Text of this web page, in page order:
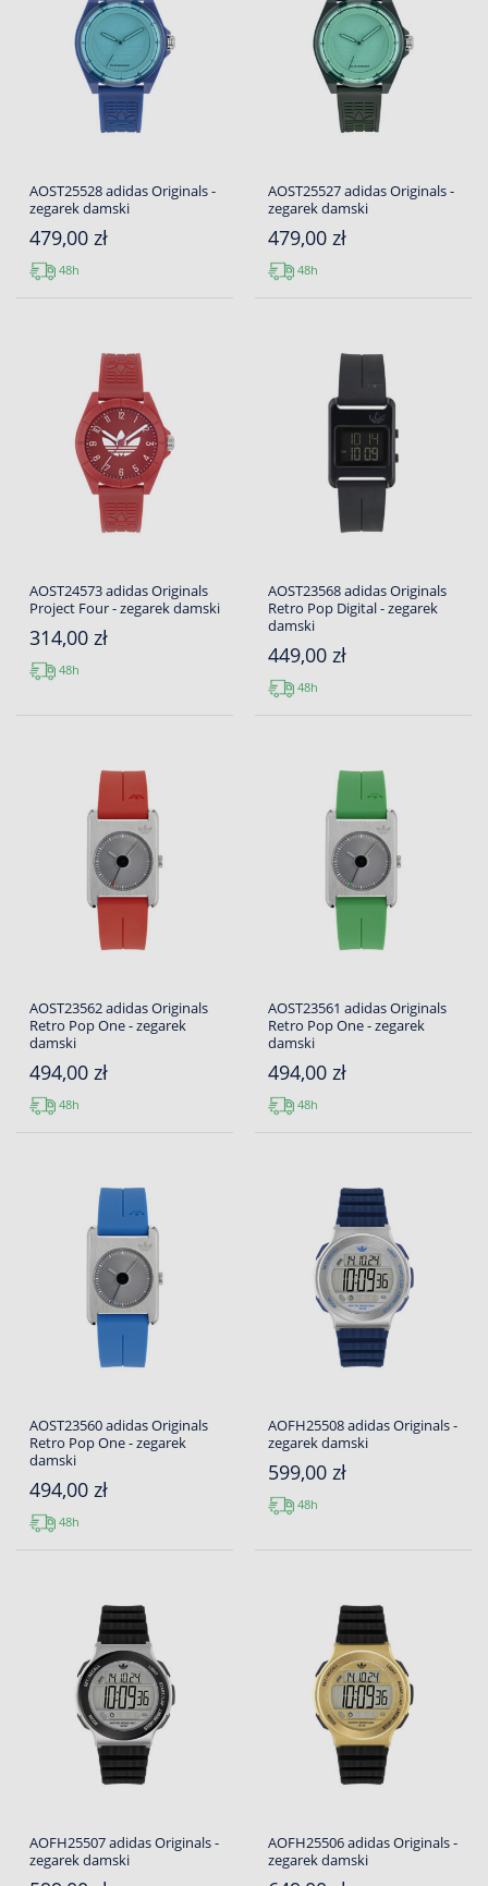
AOST25528 adidas Originals -
zegarek damski
479,00 zł
48h
AOST25527 adidas Originals -
zegarek damski
479,00 zł
48h
AOST24573 adidas Originals
Project Four - zegarek damski
314,00 zł
48h
AOST23568 adidas Originals
Retro Pop Digital - zegarek
damski
449,00 zł
48h
AOST23562 adidas Originals
Retro Pop One - zegarek
damski
494,00 zł
48h
AOST23561 adidas Originals
Retro Pop One - zegarek
damski
494,00 zł
48h
AOST23560 adidas Originals
Retro Pop One - zegarek
damski
494,00 zł
48h
AOFH25508 adidas Originals -
zegarek damski
599,00 zł
48h
AOFH25507 adidas Originals -
zegarek damski
AOFH25506 adidas Originals -
zegarek damski